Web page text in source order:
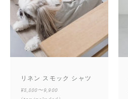
リネン スモック シャツ
¥8,800〜9,900